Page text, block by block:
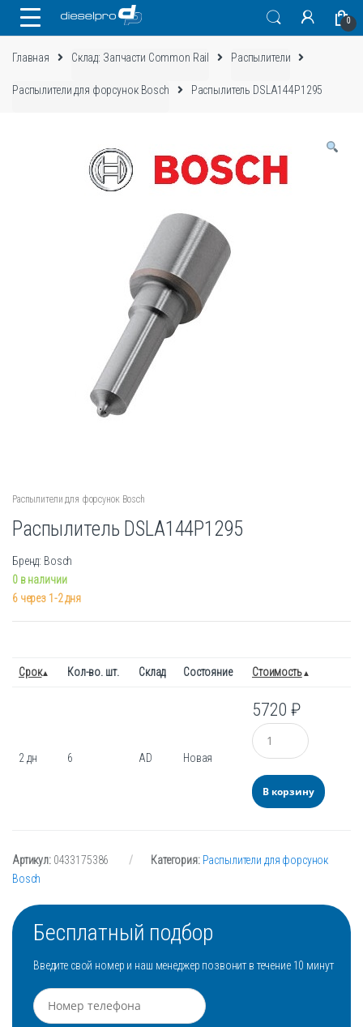
0
Главная Склад: Запчасти Common Rail Распылители
Распылители для форсунок Bosch Распылитель DSLA144P1295
Распылители для форсунок Bosch
Распылитель DSLA144P1295
Бренд: Bosch
0 в наличии
6 через 1-2 дня
Срок Кол-во. шт. Склад Состояние Стоимость
2 дн 6 AD Новая
5720₽
Количество
В корзину
Артикул: 0433175386 Категория: Распылители для форсунок
Bosch
Бесплатный подбор
Введите свой номер и наш менеджер позвонит в течение 10 минут